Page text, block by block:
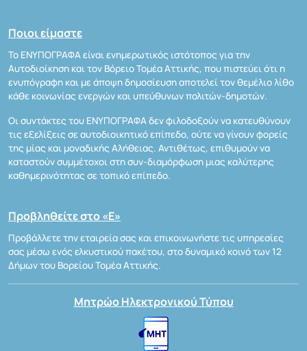
Ποιοι είμαστε
Το ΕΝΥΠΟΓΡΑΦΑ είναι ενημερωτικός ιστότοπος για την
Αυτοδιοίκηση και τον Βόρειο Τομέα Αττικής, που πιστεύει ότι η
ενυπόγραφη και με άποψη δημοσίευση αποτελεί τον θεμέλιο λίθο
κάθε κοινωνίας ενεργών και υπεύθυνων πολιτών-δημοτών.
Οι συντάκτες του ΕΝΥΠΟΓΡΑΦΑ δεν φιλοδοξούν να κατευθύνουν
τις εξελίξεις σε αυτοδιοικητικό επίπεδο, ούτε να γίνουν φορείς
της μίας και μοναδικής Αλήθειας. Αντιθέτως, επιθυμούν να
καταστούν συμμέτοχοι στη συν-διαμόρφωση μιας καλύτερης
καθημερινότητας σε τοπικό επίπεδο.
Προβληθείτε στο «Ε»
Προβάλλετε την εταιρεία σας και επικοινωνήστε τις υπηρεσίες
σας μέσω ενός ελκυστικού πακέτου, στο δυναμικό κοινό των 12
Δήμων του Βορείου Τομέα Αττικής.
Μητρώο Ηλεκτρονικού Τύπου